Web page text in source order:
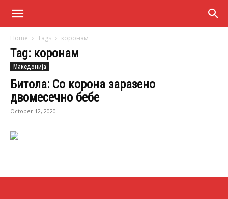
Home Tags коронам
Tag: коронам
Македонија
Битола: Со корона заразено
двомесечно бебе
October 12, 2020